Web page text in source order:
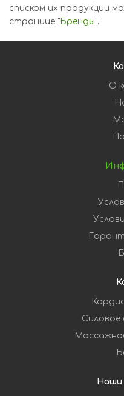
списком их продукции
странице " Бренды".
О
Силовое